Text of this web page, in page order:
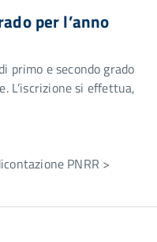
per l’anno
primo e secondo grado
L’iscrizione si effettua,
PNRR >